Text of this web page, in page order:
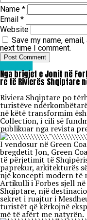
Name *
Email *
Website
Save my name,
next time I comment.
Nga brigjet e Jonit në
re të Rivierës Shqiptare
Riviera Shqiptare po
turistëve
në këtë transformim
Collection, i cili së
publikuar nga revista
I vendosur në Green
bregdetit Jon, Green
të përjetimit të
paprekur, arkitekturës
një koncepti modern të
Artikulli i Forbes sjell në
Shqiptare, një
sekret i ruajtur i
turistët që kërkojnë
më të afërt me natyrën.